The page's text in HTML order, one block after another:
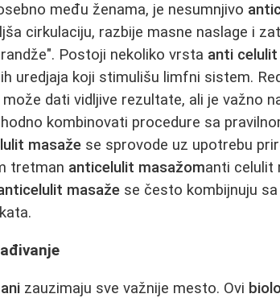
među ženama, je nesumnjivo
cirkulaciju, razbije masne naslage i
Postoji nekoliko vrsta anti
uredjaja koji stimulišu limfni sistem.
može dati vidljive rezultate, ali je važno
kombinovati procedure sa
masaže se sprovode uz upotrebu
tretman anticelulit masažomanti celulit
masaže se često kombijnuju
zauzimaju sve važnije mesto. Ovi